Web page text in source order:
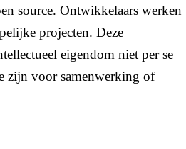
source. Ontwikkelaars werken
projecten. Deze
eigendom niet per se
zijn voor samenwerking of